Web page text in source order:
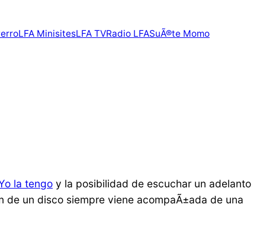
LFA MinisitesLFA TVRadio LFASuÃ®te Momo
la tengo y la posibilidad de escuchar un adelanto
de un disco siempre viene acompaÃ±ada de una